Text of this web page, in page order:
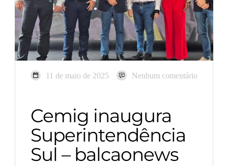
11 de maio de 2025 Nenhum comentário
Cemig inaugura
Superintendência
Sul – balcaonews